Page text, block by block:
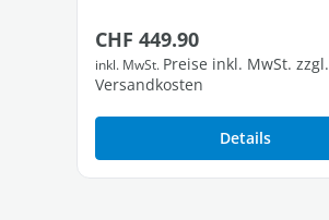
Regulärer Preis:
CHF 449.90
inkl. MwSt. Preise inkl. MwSt. zzgl.
Versandkosten
Details